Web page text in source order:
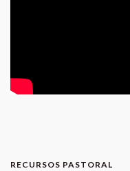
RECURSOS PASTORAL